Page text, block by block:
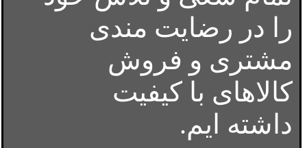
را در رضایت مندی
مشتری و فروش
کالاهای با کیفیت
داشته ایم.